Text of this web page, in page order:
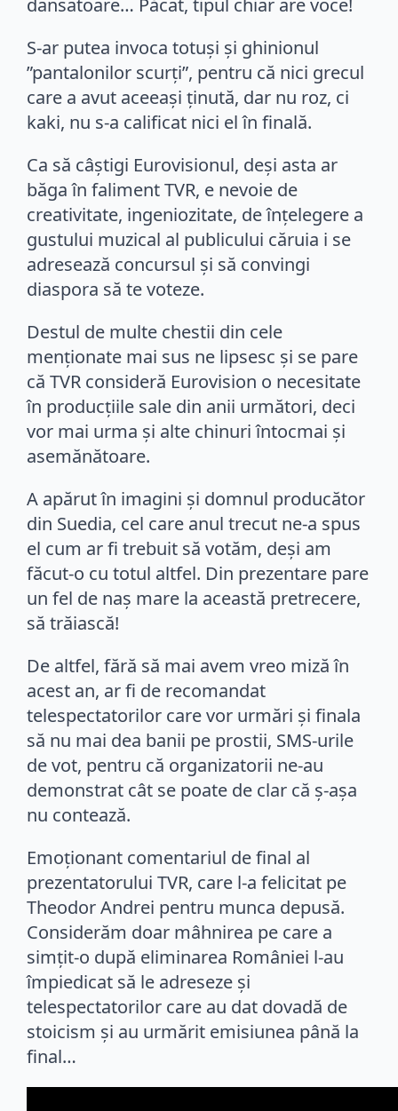
S-ar putea invoca totuși și ghinionul
”pantalonilor scurți”, pentru că nici grecul
care a avut aceeași ținută, dar nu roz, ci
kaki, nu s-a calificat nici el în finală.
Ca să câștigi Eurovisionul, deși asta ar
băga în faliment TVR, e nevoie de
creativitate, ingeniozitate, de înțelegere a
gustului muzical al publicului căruia i se
adresează concursul și să convingi
diaspora să te voteze.
Destul de multe chestii din cele
menționate mai sus ne lipsesc și se pare
că TVR consideră Eurovision o necesitate
în producțiile sale din anii următori, deci
vor mai urma și alte chinuri întocmai și
asemănătoare.
A apărut în imagini și domnul producător
din Suedia, cel care anul trecut ne-a spus
el cum ar fi trebuit să votăm, deși am
făcut-o cu totul altfel. Din prezentare pare
un fel de naș mare la această pretrecere,
să trăiască!
De altfel, fără să mai avem vreo miză în
acest an, ar fi de recomandat
telespectatorilor care vor urmări și finala
să nu mai dea banii pe prostii, SMS-urile
de vot, pentru că organizatorii ne-au
demonstrat cât se poate de clar că ș-așa
nu contează.
Emoționant comentariul de final al
prezentatorului TVR, care l-a felicitat pe
Theodor Andrei pentru munca depusă.
Considerăm doar mâhnirea pe care a
simțit-o după eliminarea României l-au
împiedicat să le adreseze și
telespectatorilor care au dat dovadă de
stoicism și au urmărit emisiunea până la
final…